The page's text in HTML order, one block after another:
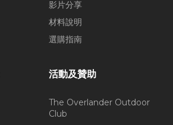
影片分享
材料說明
選購指南
活動及贊助
The Overlander Outdoor
Club